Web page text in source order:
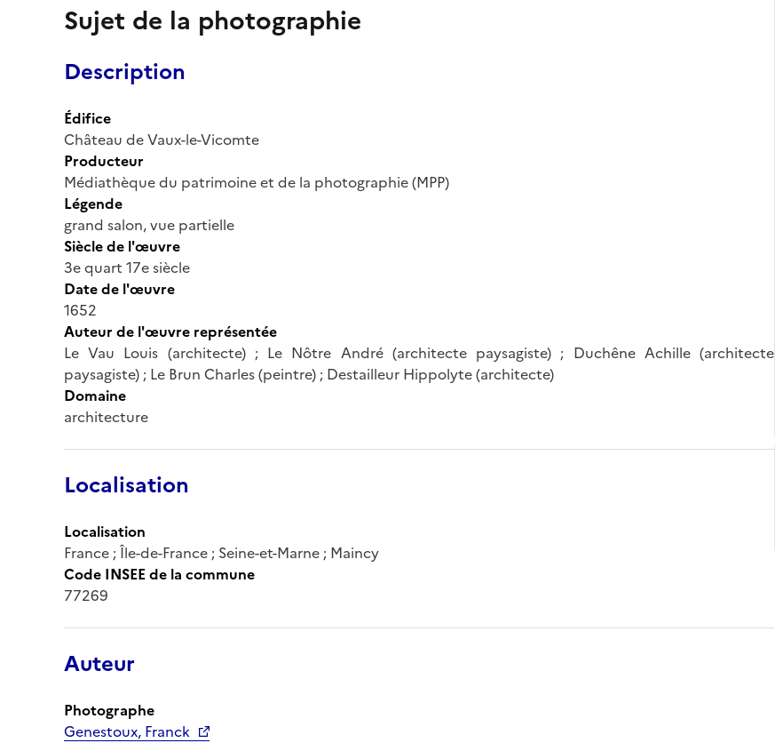
Sujet de la photographie
Description
Édifice
Château de Vaux-le-Vicomte
Producteur
Médiathèque du patrimoine et de la photographie (MPP)
Légende
grand salon, vue partielle
Siècle de l'œuvre
3e quart 17e siècle
Date de l'œuvre
1652
Auteur de l'œuvre représentée
Le Vau Louis (architecte) ; Le Nôtre André (architecte paysagiste) ; Duchêne Achille (architecte
paysagiste) ; Le Brun Charles (peintre) ; Destailleur Hippolyte (architecte)
Domaine
architecture
Localisation
Localisation
France ; Île-de-France ; Seine-et-Marne ; Maincy
Code INSEE de la commune
77269
Auteur
Photographe
Genestoux, Franck